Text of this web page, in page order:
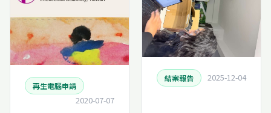
再生電腦申請
2020-07-07
結案報告 2025-12-04